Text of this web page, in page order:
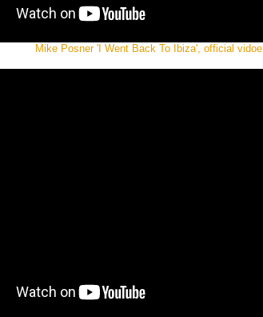
Mike Posner 'I Went Back To Ibiza', official vidoe